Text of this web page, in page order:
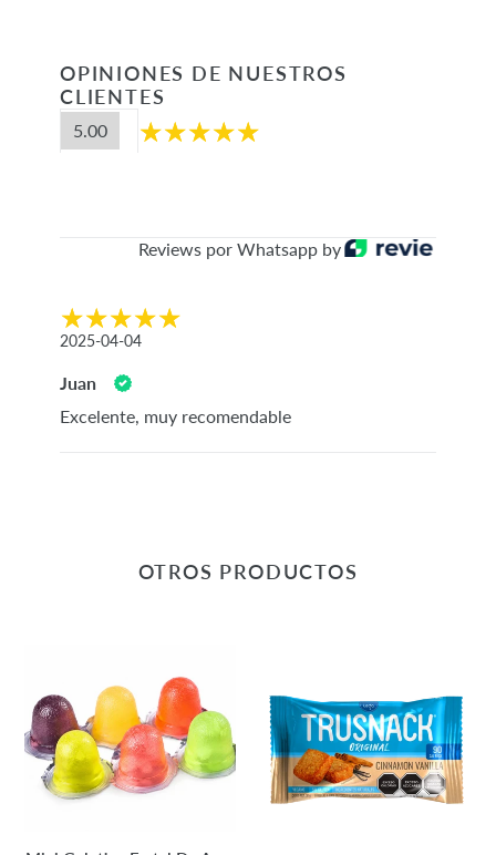
OPINIONES DE NUESTROS
CLIENTES
5.00
Reviews por Whatsapp by
2025-04-04
Juan
Excelente, muy recomendable
OTROS PRODUCTOS
Frutal
De
Agar
Agar
Cinnamon
Vainilla
30g